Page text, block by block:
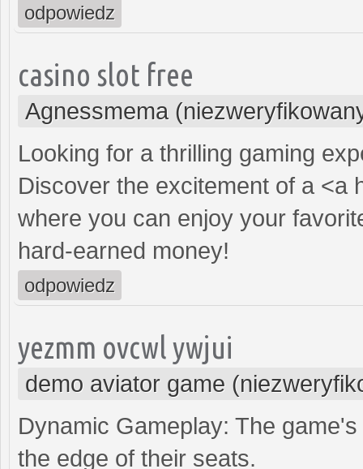
odpowiedz
casino slot free
Agnessmema
Looking for a thrilling gaming
Discover the excitement of a <a
where you can enjoy your
hard-earned money!
odpowiedz
yezmm ovcwl ywjui
demo aviator game
Dynamic Gameplay: The
the edge of their seats.